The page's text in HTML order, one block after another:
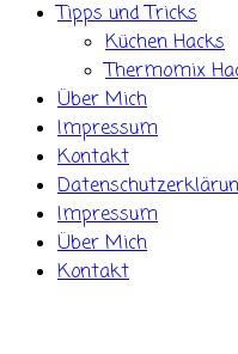
Tipps und Tricks
Küchen Hacks
Thermomix
Über Mich
Impressum
Kontakt
Impressum
Über Mich
Kontakt